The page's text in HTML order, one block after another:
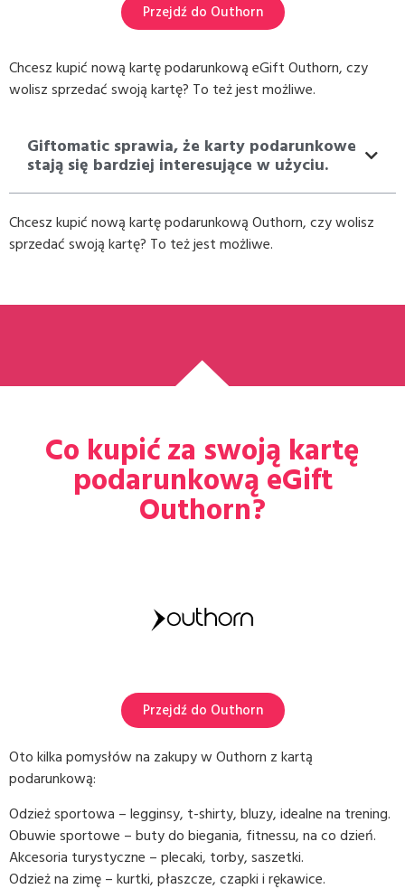
Chcesz kupić nową kartę podarunkową eGift Outhorn, czy
wolisz sprzedać swoją kartę? To też jest możliwe.
Giftomatic sprawia, że karty podarunkowe
stają się bardziej interesujące w użyciu.
Chcesz kupić nową kartę podarunkową Outhorn, czy wolisz
sprzedać swoją kartę? To też jest możliwe.
Przejdź do Outhorn
Co kupić za swoją kartę
podarunkową eGift
Outhorn?
Oto kilka pomysłów na zakupy w Outhorn z kartą
podarunkową:
Odzież sportowa – legginsy, t-shirty, bluzy, idealne na trening.
Obuwie sportowe – buty do biegania, fitnessu, na co dzień.
Akcesoria turystyczne – plecaki, torby, saszetki.
Odzież na zimę – kurtki, płaszcze, czapki i rękawice.
Przejdź do Outhorn